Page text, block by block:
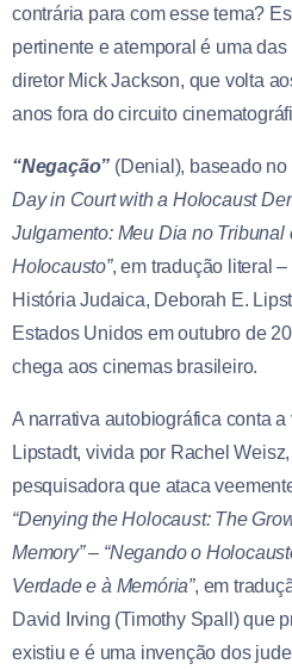
contrária para com esse tema?
pertinente e atemporal é uma
diretor Mick Jackson, que volta
anos fora do circuito
“Negação” (Denial), baseado no
Day in Court with a Holocaust
Julgamento: Meu Dia no Tribunal
Holocausto”, em tradução literal
História Judaica, Deborah E.
Estados Unidos em outubro de
chega aos cinemas brasileiro.
A narrativa autobiográfica conta
Lipstadt, vivida por Rachel
pesquisadora que ataca
“Denying the Holocaust: The
Memory” – “Negando o
Verdade e à Memória”, em
David Irving (Timothy Spall) que
existiu e é uma invenção dos